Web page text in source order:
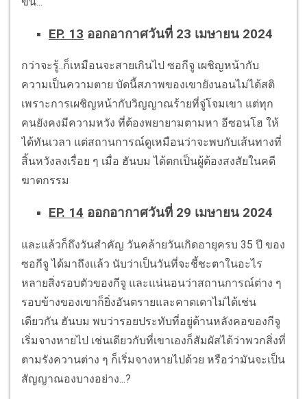
EP. 13 ออกอากาศวันที่ 23 เมษายน 2024
กว่าจะรู้..ก็เหมือนจะสายเกินไป ซอกีจู เผชิญหน้ากับ
ความเป็นความตาย บัดนี้สภาพของเขายังนอนไม่ได้สติ
เพราะการเผชิญหน้ากับวิญญาณร้ายที่จู่โจมเขา แต่ทุก
คนยังคงมีความหวัง ที่ต้องพยายามตามหา อีซอนโฮ ให้
ได้ทันเวลา แต่สถานการณ์ดูเหมือนว่าจะพบกับเส้นทางที่
สิ้นหวังลงเรื่อย ๆ เมื่อ ฮันบม ได้ตกเป็นผู้ต้องสงสัยในคดี
ฆาตกรรม
EP. 14 ออกอากาศวันที่ 29 เมษายน 2024
และแล้วก็ถึงวันสำคัญ วันคล้ายวันเกิดอายุครบ 35 ปี ของ
ซอกีจู ได้มาถึงแล้ว นับว่าเป็นวันที่จะชี้ชะตาในอะไร
หลายสิ่งรอบตัวของกีจู และแน่นอนว่าสถานการณ์ต่าง ๆ
รอบข้างของเขาก็ยิ่งอันตรายและคาดเดาไม่ได้เช่น
เดียวกัน ฮันบม พบว่ารอยประทับที่อยู่ด้านหลังคอของกีจู
เริ่มจางหายไป เช่นเดียวกับที่เขาเองก็สัมผัสได้ว่าพวกสิ่งที่
ตามรังควานต่าง ๆ ก็เริ่มจางหายไปด้วย หรือว่ามันจะเป็น
สัญญาณองบางอย่าง...?